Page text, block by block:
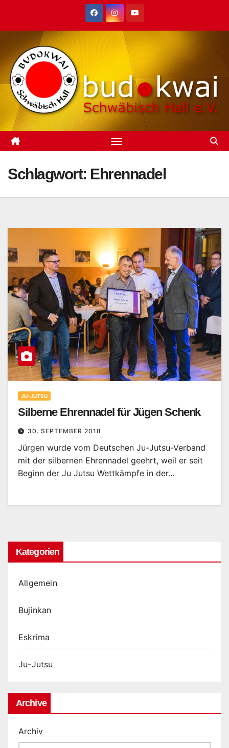
Schlagwort: Ehrennadel
JU-JUTSU
Silberne Ehrennadel für Jügen Schenk
30. SEPTEMBER 2018
Jürgen wurde vom Deutschen Ju-Jutsu-Verband
mit der silbernen Ehrennadel geehrt, weil er seit
Beginn der Ju Jutsu Wettkämpfe in der…
Kategorien
Allgemein
Bujinkan
Eskrima
Ju-Jutsu
Archive
Archiv